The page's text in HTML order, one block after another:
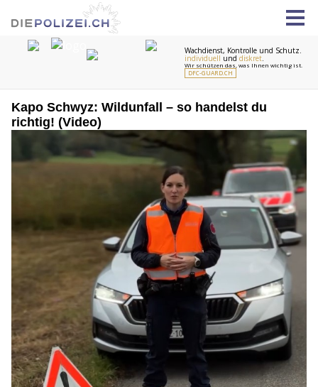
Kapo Schwyz: Wildunfall – so handelst du
richtig! (Video)